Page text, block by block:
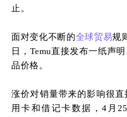
止。
面对变化不断的全球贸易规
日，Temu直接发布一纸声
品价格。
涨价对销量带来的影响很
用卡和借记卡数据，4月